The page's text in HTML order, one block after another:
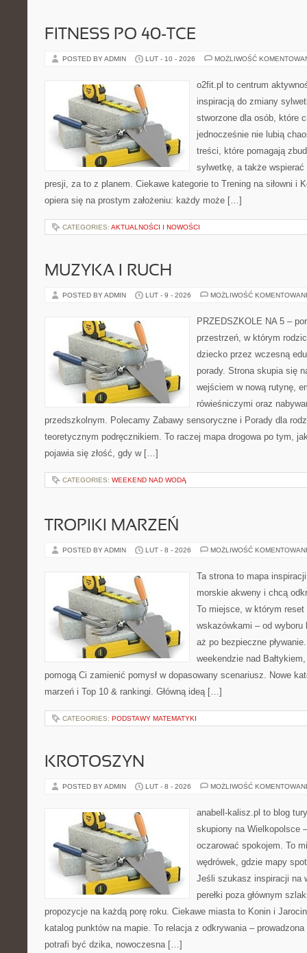
FITNESS PO 40-TCE
POSTED BY ADMIN LUT - 10 - 2026 MOŻLIWOŚĆ
o2fit.pl to centrum
inspiracją do zmiany
stworzone dla osób, które
jednocześnie nie lubią
treści, które pomagają
sylwetkę, a także
presji, za to z planem. Ciekawe kategorie to Trening na siłowni i
opiera się na prostym założeniu: każdy może […]
CATEGORIES: AKTUALNOŚCI I NOWOŚCI
MUZYKA I RUCH
POSTED BY ADMIN LUT - 9 - 2026 MOŻLIWOŚĆ
PRZEDSZKOLE NA 5 –
przestrzeń, w którym
dziecko przez wczesną
porady. Strona skupia się
wejściem w nową rutynę,
rówieśniczymi oraz
przedszkolnym. Polecamy Zabawy sensoryczne i Porady dla
teoretycznym podręcznikiem. To raczej mapa drogowa po tym,
pojawia się złość, gdy w […]
CATEGORIES: WEEKEND NAD WODĄ
TROPIKI MARZEŃ
POSTED BY ADMIN LUT - 8 - 2026 MOŻLIWOŚĆ
Ta strona to mapa
morskie akweny i chcą
To miejsce, w którym
wskazówkami – od wyboru
aż po bezpieczne
weekendzie nad
pomogą Ci zamienić pomysł w dopasowany scenariusz. Nowe
marzeń i Top 10 & rankingi. Główną ideą […]
CATEGORIES: PODSTAWY MATEMATYKI
KROTOSZYN
POSTED BY ADMIN LUT - 8 - 2026 MOŻLIWOŚĆ
anabell-kalisz.pl to blog
skupiony na Wielkopolsce
oczarować spokojem. To
wędrówek, gdzie mapy
Jeśli szukasz inspiracji na
perełki poza głównym
propozycje na każdą porę roku. Ciekawe miasta to Konin i
katalog punktów na mapie. To relacja z odkrywania –
potrafi być dzika, nowoczesna […]